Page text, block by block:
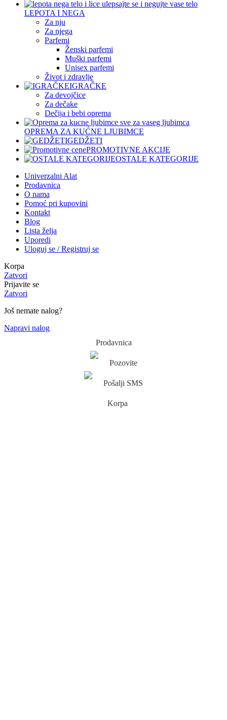
LEPOTA I NEGA
Za nju
Za njega
Parfemi
Ženski parfemi
Muški parfemi
Unisex parfemi
Život i zdravlje
IGRAČKE
Za devojčice
Za dečake
Dečija i bebi oprema
OPREMA ZA KUĆNE LJUBIMCE
GEDŽETI
PROMOTIVNE AKCIJE
OSTALE KATEGORIJE
Univerzalni Alat
Prodavnica
O nama
Pomoć pri kupovini
Kontakt
Blog
Lista želja
Uporedi
Uloguj se / Registruj se
Korpa
Zatvori
Prijavite se
Zatvori
Još nemate nalog?
Napravi nalog
Prodavnica
Pozovite
Pošalji SMS
Korpa